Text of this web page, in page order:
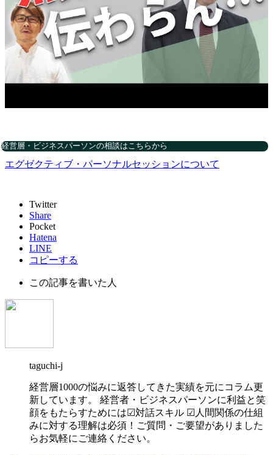
経営層・ビジネスパーソンの相談はこちらから
エグゼクティブ・パーソナルセッションについて
Twitter
Share
Pocket
Hatena
LINE
コピーする
この記事を書いた人
taguchi-j
経営層1000の悩みに返答してきた実績を元にコラム更
新しています。 経営者・ビジネスパーソンに利益と笑
顔をもたらすためには☑︎対話スキル ☑︎人間関係の仕組
みに対する理解は必須！ご質問・ご要望がありました
らお気軽にご連絡ください。